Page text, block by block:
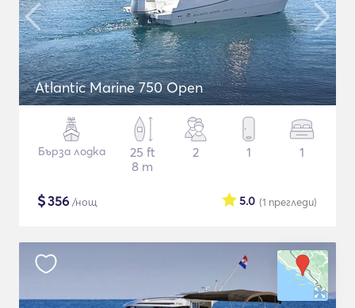
Atlantic Marine 750 Open
Бърза лодка
25 ft
8 m
2 1 1
$356 /нощ (1 прегледи)
5.0